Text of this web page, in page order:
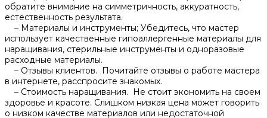
обратите внимание на симметричность, аккуратность,
естественность результата.​
– Материалы и инструменты; Убедитесь, что мастер
использует качественные гипоаллергенные материалы для
наращивания, стерильные инструменты и одноразовые
расходные материалы.
– Отзывы клиентов.​ Почитайте отзывы о работе мастера
в интернете, расспросите знакомых.
– Стоимость наращивания.​ Не стоит экономить на своем
здоровье и красоте.​ Слишком низкая цена может говорить
о низком качестве материалов или недостаточной